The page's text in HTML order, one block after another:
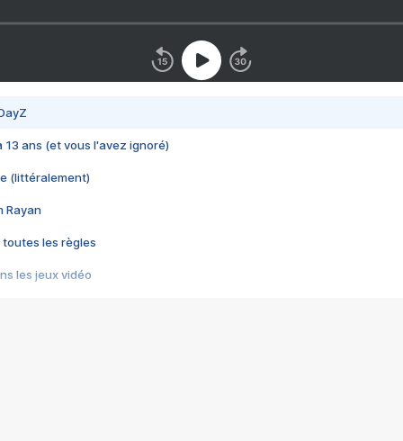
13 ans (et vous l'avez ignoré)
(littéralement)
Rayan
toutes les règles
les jeux vidéo